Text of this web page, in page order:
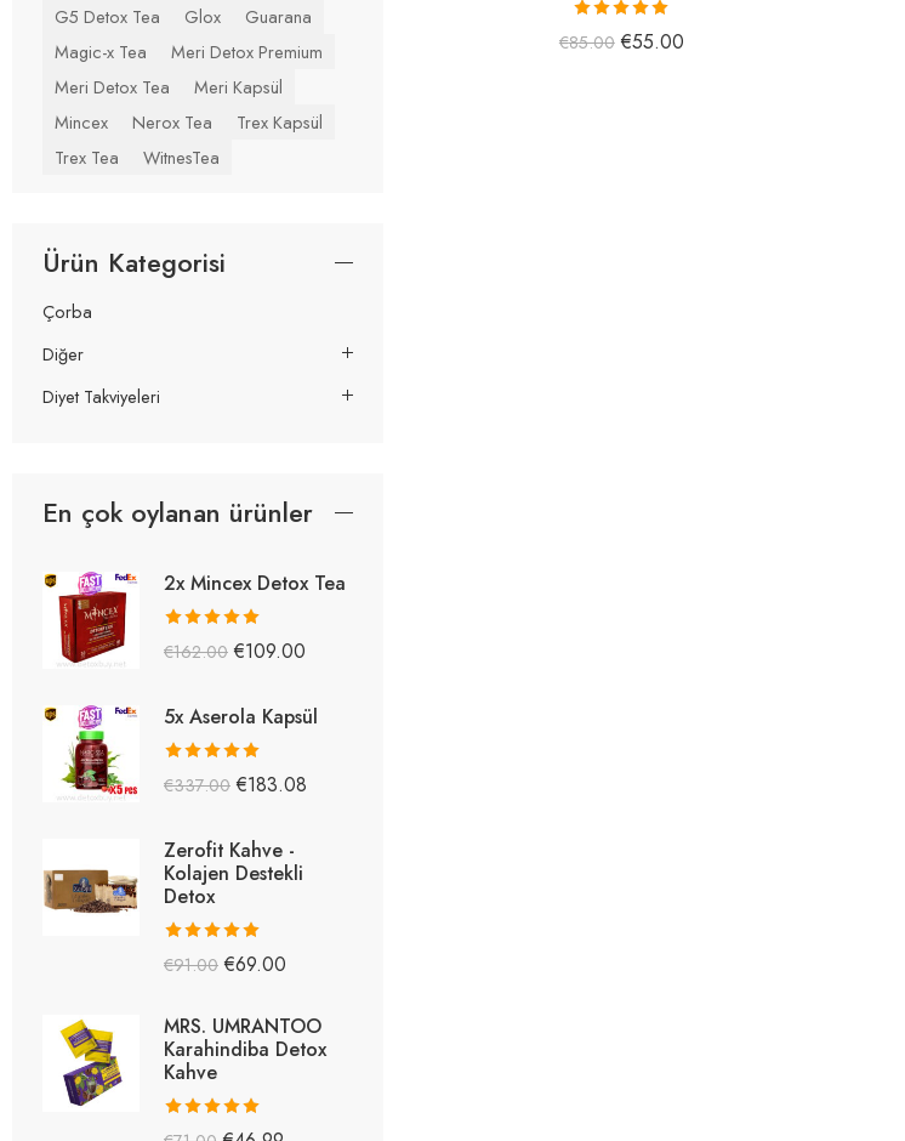
5 üzerinden
€85.00 €55.00
G5 Detox Tea
Glox
Guarana
Magic-x Tea
Meri Detox Premium
Meri Detox Tea
Meri Kapsül
Mincex
Nerox Tea
Trex Kapsül
Trex Tea
WitnesTea
Ürün Kategorisi
Çorba
Diğer
Diyet Takviyeleri
En çok oylanan ürünler
2x Mincex Detox Tea
5 üzerinden
€162.00 €109.00
5x Aserola Kapsül
5 üzerinden
€337.00 €183.08
Zerofit Kahve -
Kolajen Destekli
Detox
5 üzerinden
€91.00 €69.00
MRS. UMRANTOO
Karahindiba Detox
Kahve